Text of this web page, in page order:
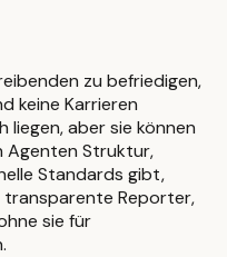
zu befriedigen,
keine Karrieren
liegen, aber sie können
Agenten Struktur,
Standards gibt,
transparente Reporter,
sie für